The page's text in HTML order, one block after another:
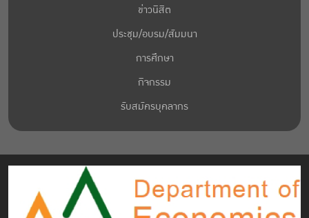
ข่าวนิสิต
ประชุม/อบรม/สัมมนา
การศึกษา
กิจกรรม
รับสมัครบุคลากร